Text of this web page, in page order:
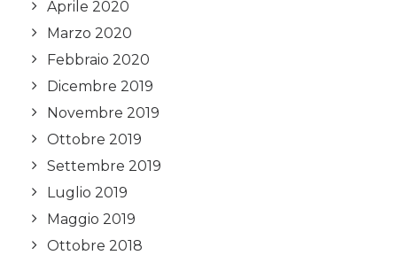
Aprile 2020
Marzo 2020
Febbraio 2020
Dicembre 2019
Novembre 2019
Ottobre 2019
Settembre 2019
Luglio 2019
Maggio 2019
Ottobre 2018